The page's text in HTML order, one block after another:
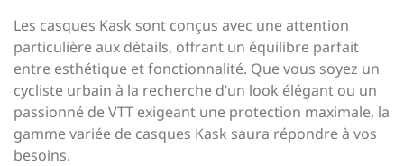
Les casques Kask sont conçus avec une attention
particulière aux détails, offrant un équilibre parfait
entre esthétique et fonctionnalité. Que vous soyez un
cycliste urbain à la recherche d’un look élégant ou un
passionné de VTT exigeant une protection maximale, la
gamme variée de casques Kask saura répondre à vos
besoins.